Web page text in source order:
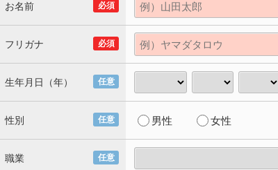
必須
お名前
必須
フリガナ
任意
生年月日（年）
任意
性別 男性 女性
任意
職業